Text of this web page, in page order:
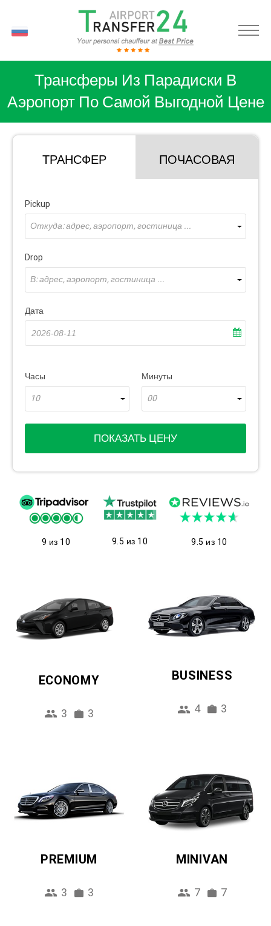
Трансферы Из Парадиски В
Аэропорт По Самой Выгодной Цене
ТРАНСФЕР ПОЧАСОВАЯ
Pickup
Откуда: адрес, аэропорт, гостиница ...
Drop
В: адрес, аэропорт, гостиница ...
Дата
Часы
10
Минуты
00
ПОКАЗАТЬ ЦЕНУ
9 из 10 9.5 из 10 9.5 из 10
ECONOMY
3 3
BUSINESS
4 3
PREMIUM
3 3
MINIVAN
7 7